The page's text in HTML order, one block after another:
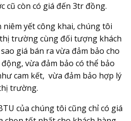
cũ còn có giá đến 3tr đồng.
yết công khai, chúng tôi
trường cùng đối tượng khách
giá bán ra vừa đảm bảo cho
vừa đảm bảo có thể bảo
cam kết, vừa đảm bảo hợp lý
trường.
của chúng tôi cũng chỉ có giá